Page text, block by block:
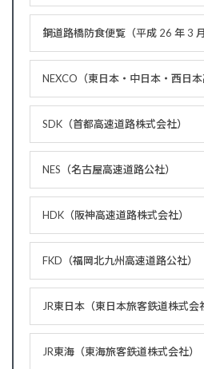
鋼道路橋防食便覧（平成 26 年 3 月
NEXCO（東日本・中日本・西日本
SDK（首都高速道路株式会社）
NES（名古屋高速道路公社）
HDK（阪神高速道路株式会社）
FKD（福岡北九州高速道路公社）
JR東日本（東日本旅客鉄道株式会
JR東海（東海旅客鉄道株式会社）